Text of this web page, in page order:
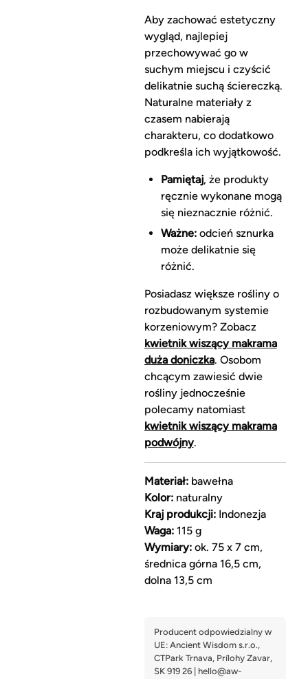
Aby zachować estetyczny
wygląd, najlepiej
przechowywać go w
suchym miejscu i czyścić
delikatnie suchą ściereczką.
Naturalne materiały z
czasem nabierają
charakteru, co dodatkowo
podkreśla ich wyjątkowość.
Pamiętaj, że produkty
ręcznie wykonane mogą
się nieznacznie różnić.
Ważne:odcień sznurka
może delikatnie się
różnić.
Posiadasz większe rośliny o
rozbudowanym systemie
korzeniowym? Zobacz
kwietnik wiszący makrama
duża doniczka. Osobom
chcącym zawiesić dwie
rośliny jednocześnie
polecamy natomiast
kwietnik wiszący makrama
podwójny.
Materiał:bawełna
Kolor:naturalny
Kraj produkcji:Indonezja
Waga:115 g
Wymiary:ok. 75 x 7 cm,
średnica górna 16,5 cm,
dolna 13,5 cm